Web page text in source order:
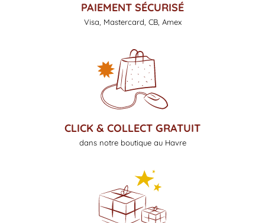
PAIEMENT SÉCURISÉ
Visa, Mastercard, CB, Amex
CLICK & COLLECT GRATUIT
dans notre boutique au Havre